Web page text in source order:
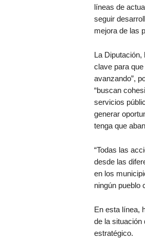
líneas de
seguir
mejora de las
La Diputación,
clave para
avanzando”,
“buscan
servicios
generar
tenga que
“Todas las
desde las
en los
ningún pueblo
En esta línea,
de la situación
estratégico.